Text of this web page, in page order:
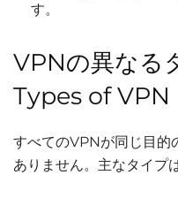
す。
VPNの異なる
Types of VPN
すべてのVPNが同じ目的
ありません。主なタイプ